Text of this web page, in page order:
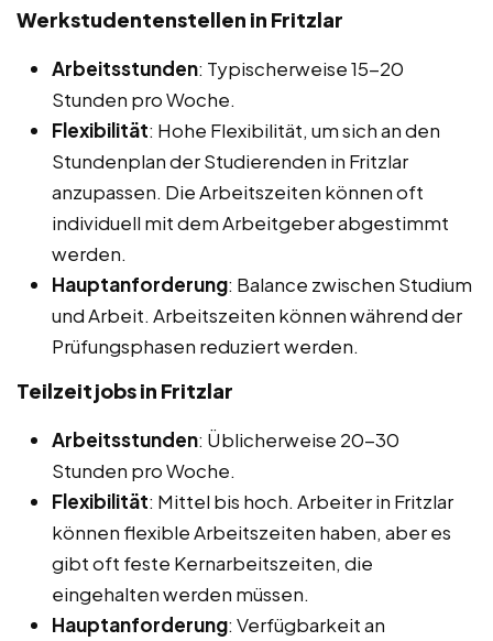
Werkstudentenstellen in Fritzlar
Arbeitsstunden: Typischerweise 15-20
Stunden pro Woche.
Flexibilität: Hohe Flexibilität, um sich an den
Stundenplan der Studierenden in Fritzlar
anzupassen. Die Arbeitszeiten können oft
individuell mit dem Arbeitgeber abgestimmt
werden.
Hauptanforderung: Balance zwischen Studium
und Arbeit. Arbeitszeiten können während der
Prüfungsphasen reduziert werden.
Teilzeitjobs in Fritzlar
Arbeitsstunden: Üblicherweise 20-30
Stunden pro Woche.
Flexibilität: Mittel bis hoch. Arbeiter in Fritzlar
können flexible Arbeitszeiten haben, aber es
gibt oft feste Kernarbeitszeiten, die
eingehalten werden müssen.
Hauptanforderung: Verfügbarkeit an